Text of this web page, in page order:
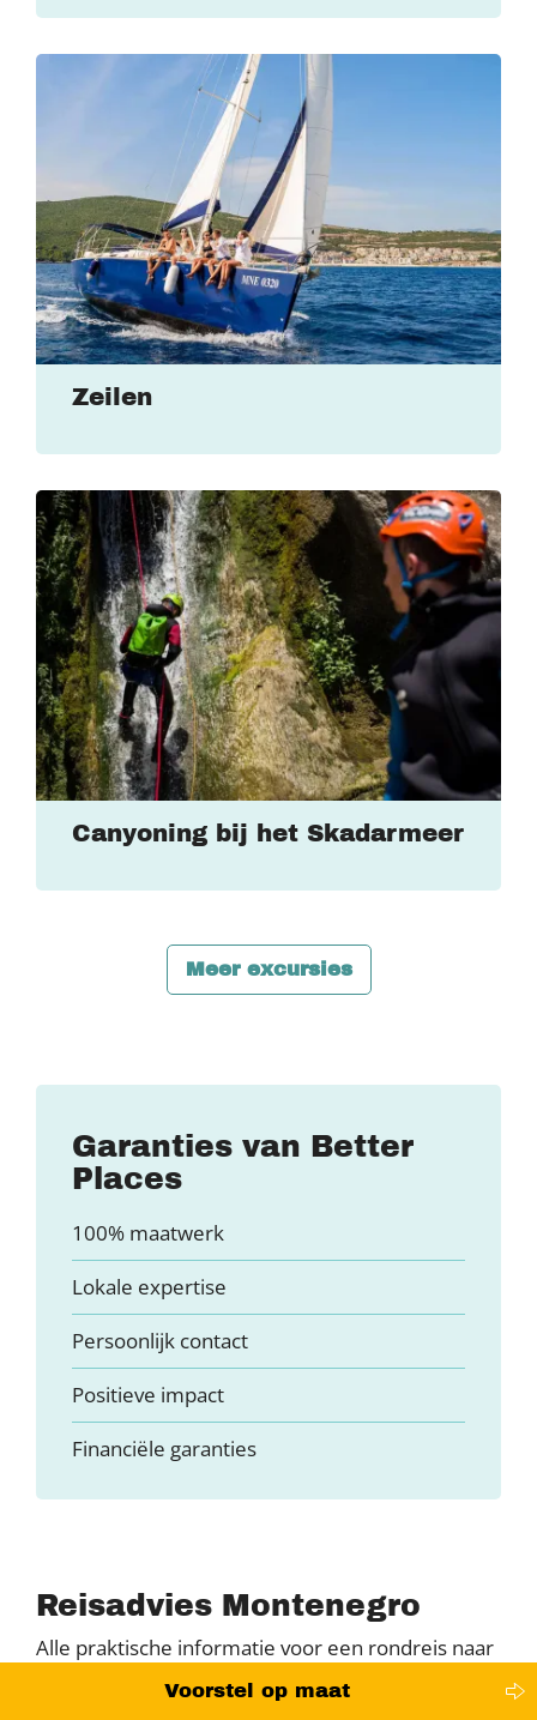
Zeilen
Canyoning bij het Skadarmeer
Meer excursies
Garanties van Better
Places
100% maatwerk
Lokale expertise
Persoonlijk contact
Positieve impact
Financiële garanties
Reisadvies Montenegro
Alle praktische informatie voor een rondreis naar
Montenegro. Van veiligheid en praktische tips, tot
inentingen en geldzaken.
Voorstel op maat